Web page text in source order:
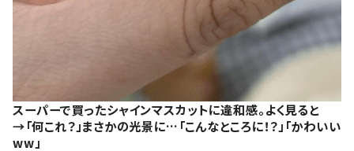
スーパーで買ったシャインマスカットに違和感。よく見ると
→「何これ？」まさかの光景に…「こんなところに！？」「かわいい
ww」